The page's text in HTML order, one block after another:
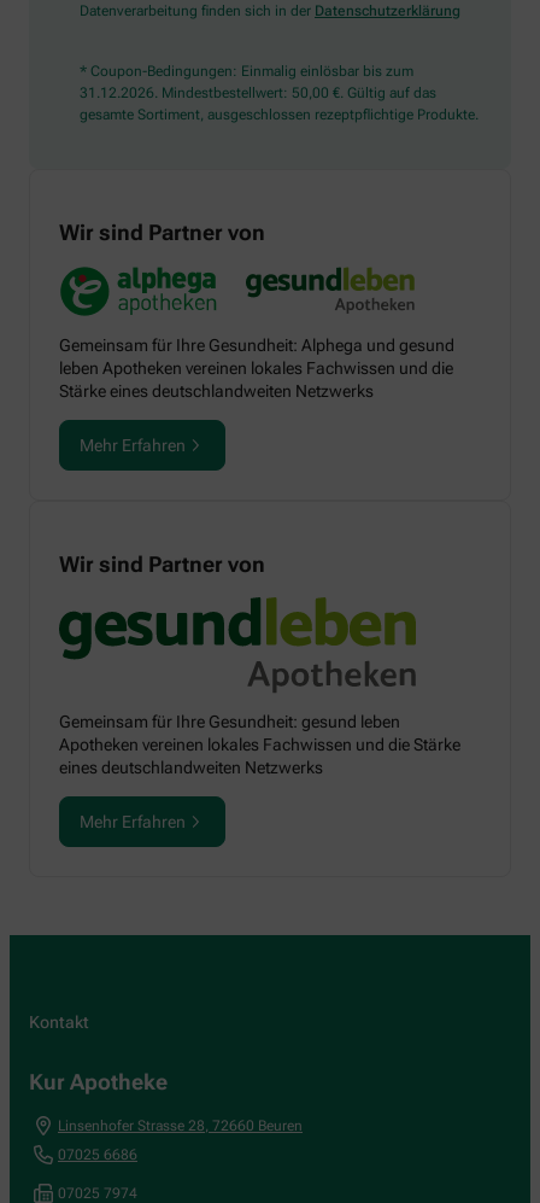
Datenverarbeitung finden sich in der Datenschutzerklärung
* Coupon-Bedingungen: Einmalig einlösbar bis zum
31.12.2026. Mindestbestellwert: 50,00 €. Gültig auf das
gesamte Sortiment, ausgeschlossen rezeptpflichtige Produkte.
Wir sind Partner von
Gemeinsam für Ihre Gesundheit: Alphega und gesund
leben Apotheken vereinen lokales Fachwissen und die
Stärke eines deutschlandweiten Netzwerks
Mehr Erfahren
Wir sind Partner von
Gemeinsam für Ihre Gesundheit: gesund leben
Apotheken vereinen lokales Fachwissen und die Stärke
eines deutschlandweiten Netzwerks
Mehr Erfahren
Kontakt
Kur Apotheke
Linsenhofer Strasse 28, 72660 Beuren
07025 6686
07025 7974